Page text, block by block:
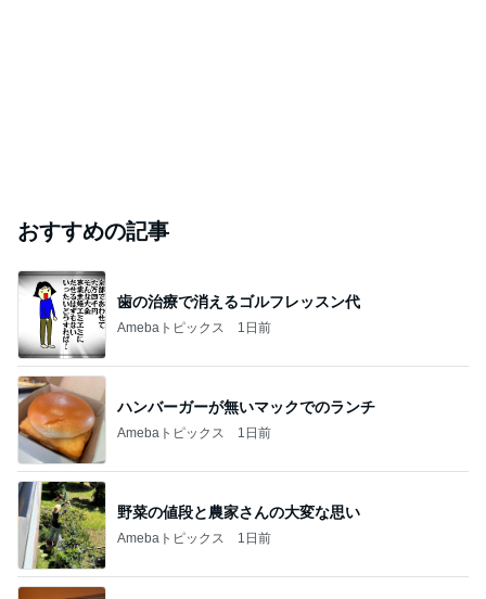
おすすめの記事
歯の治療で消えるゴルフレッスン代
Amebaトピックス 1日前
ハンバーガーが無いマックでのランチ
Amebaトピックス 1日前
野菜の値段と農家さんの大変な思い
Amebaトピックス 1日前